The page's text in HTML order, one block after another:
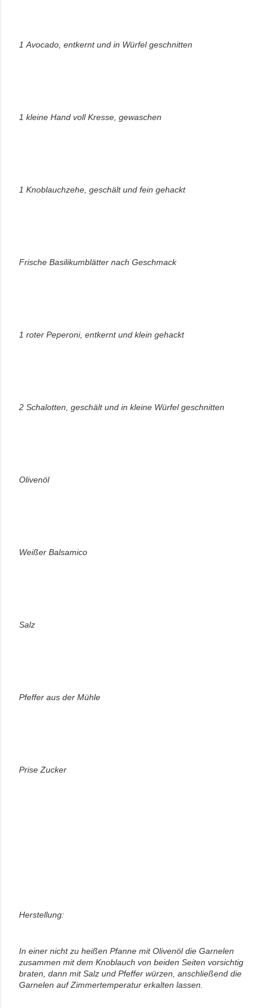
1 Avocado, entkernt und in Würfel geschnitten
1 kleine Hand voll Kresse, gewaschen
1 Knoblauchzehe, geschält und fein gehackt
Frische Basilikumblätter nach Geschmack
1 roter Peperoni, entkernt und klein gehackt
2 Schalotten, geschält und in kleine Würfel geschnitten
Olivenöl
Weißer Balsamico
Salz
Pfeffer aus der Mühle
Prise Zucker
Herstellung:
In einer nicht zu heißen Pfanne mit Olivenöl die Garnelen
zusammen mit dem Knoblauch von beiden Seiten vorsichtig
braten, dann mit Salz und Pfeffer würzen, anschließend die
Garnelen auf Zimmertemperatur erkalten lassen.